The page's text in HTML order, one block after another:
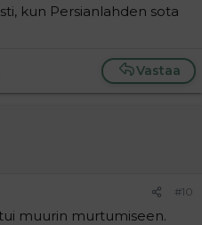
kun Persianlahden sota
Vastaa
#10
muurin murtumiseen.